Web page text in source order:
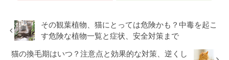
その観葉植物、猫にとっては危険かも？中毒を起こ
す危険な植物一覧と症状、安全対策まで
猫の換毛期はいつ？注意点と効果的な対策、逆くし